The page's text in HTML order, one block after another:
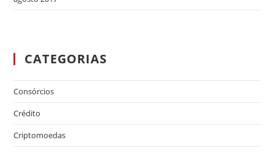
CATEGORIAS
Consórcios
Crédito
Criptomoedas